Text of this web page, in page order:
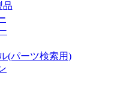
品
(パーツ検索用)